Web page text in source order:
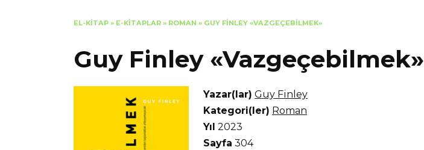
EL-KITAP » E-KITAPLAR » ROMAN » GUY FINLEY «VAZGEÇEBILMEK»
Guy Finley «Vazgeçebilmek»
Yazar(lar) Guy Finley
Kategori(ler) Roman
Yıl 2023
Sayfa 304